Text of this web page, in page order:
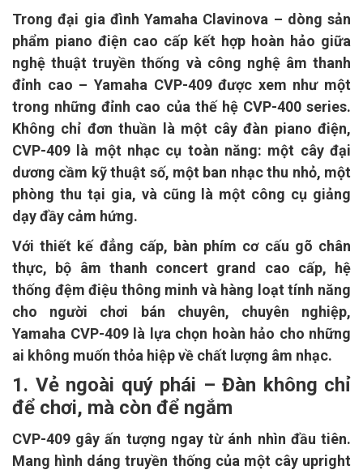
Trong đại gia đình Yamaha Clavinova – dòng sản
phẩm piano điện cao cấp kết hợp hoàn hảo giữa
nghệ thuật truyền thống và công nghệ âm thanh
đỉnh cao – Yamaha CVP-409 được xem như một
trong những đỉnh cao của thế hệ CVP-400 series.
Không chỉ đơn thuần là một cây đàn piano điện,
CVP-409 là một nhạc cụ toàn năng: một cây đại
dương cầm kỹ thuật số, một ban nhạc thu nhỏ, một
phòng thu tại gia, và cũng là một công cụ giảng
dạy đầy cảm hứng.
Với thiết kế đẳng cấp, bàn phím cơ cấu gõ chân
thực, bộ âm thanh concert grand cao cấp, hệ
thống đệm điệu thông minh và hàng loạt tính năng
cho người chơi bán chuyên, chuyên nghiệp,
Yamaha CVP-409 là lựa chọn hoàn hảo cho những
ai không muốn thỏa hiệp về chất lượng âm nhạc.
1. Vẻ ngoài quý phái – Đàn không chỉ
để chơi, mà còn để ngắm
CVP-409 gây ấn tượng ngay từ ánh nhìn đầu tiên.
Mang hình dáng truyền thống của một cây upright